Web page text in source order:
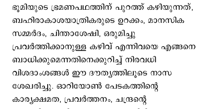
ഭൂമിയുടെ ഭ്രമണപഥത്തിന് പുറത്ത് കഴിയുന്നത്,
ബഹിരാകാശയാത്രികരുടെ ഉറക്കം, മാനസിക
സമ്മർദം, ചിന്താശേഷി, ഒരുമിച്ചു
പ്രവർത്തിക്കാനുള്ള കഴിവ് എന്നിവയെ എങ്ങനെ
ബാധിക്കുമെന്നതിനെക്കുറിച്ച് നിരവധി
വിശദാംശങ്ങള്‍ ഈ ദൗത്യത്തിലൂടെ നാസ
ശേഖരിച്ചു. ഓറിയോണ്‍ പേടകത്തിന്റെ
കാര്യക്ഷമത, പ്രവര്‍ത്തനം, ചന്ദ്രന്റെ